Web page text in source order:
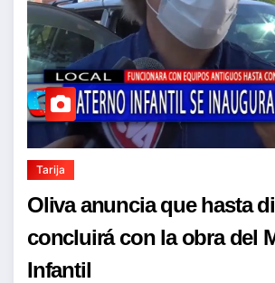
Tarija
Oliva anuncia que hasta
concluirá con la obra del
Infantil